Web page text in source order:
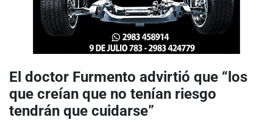
El doctor Furmento advirtió que “los
que creían que no tenían riesgo
tendrán que cuidarse”